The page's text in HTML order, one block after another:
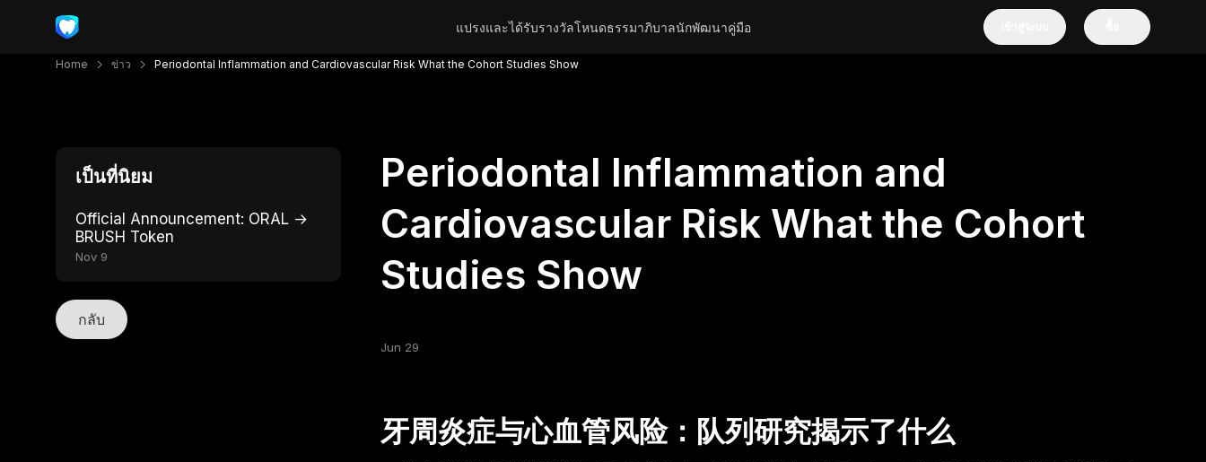
แปรงและได้รับรางวัลโหนดธรรมาภิบาลนักพัฒนาคู่มือ
Home ข่าว Periodontal Inflammation and Cardiovascular Risk What the Cohort Studies Show
เป็นที่นิยม
Official Announcement: ORAL →
BRUSH Token
Nov 9
กลับ
Periodontal Inflammation and
Cardiovascular Risk What the Cohort
Studies Show
Jun 29
牙周炎症与心血管风险：队列研究揭示了什么